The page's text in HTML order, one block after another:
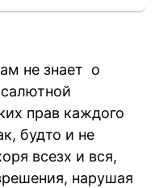
не знает о
прав каждого
будто и не
всезх и вся,
нарушая